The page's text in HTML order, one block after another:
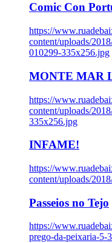
Comic Con
https://
content/uploads/
010299-335x256.jpg
MONTE MAR
https://
content/uploads/
335x256.jpg
INFAME!
https://
content/uploads/
Passeios no Tejo
https://
prego-da-peixaria-5-